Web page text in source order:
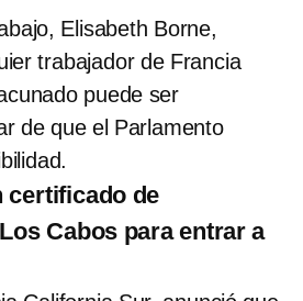
Elisabeth Borne,
trabajador de Francia
puede ser
de que el Parlamento
certificado de
Cabos para entrar a